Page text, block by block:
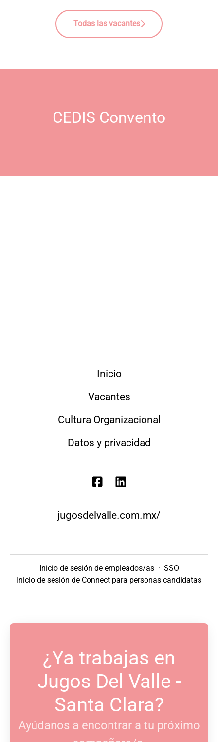
Todas las vacantes
CEDIS Convento
Inicio
Vacantes
Cultura Organizacional
Datos y privacidad
jugosdelvalle.com.mx/
Inicio de sesión de empleados/as · SSO
Inicio de sesión de Connect para personas candidatas
¿Ya trabajas en
Jugos Del Valle -
Santa Clara?
Ayúdanos a encontrar a tu próximo